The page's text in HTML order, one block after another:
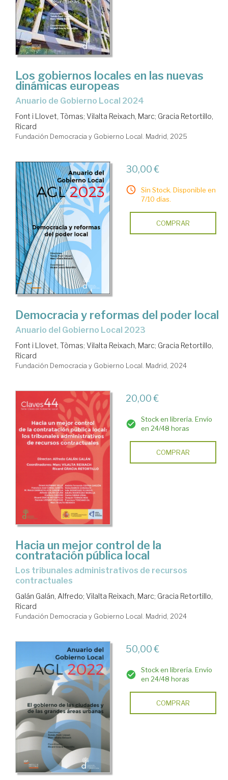
Los gobiernos locales en las nuevas
dinámicas europeas
Anuario de Gobierno Local 2024
Font i Llovet, Tòmas; Vilalta Reixach, Marc; Gracia Retortillo,
Ricard
Fundación Democracia y Gobierno Local. Madrid, 2025
30,00 €
Sin Stock. Disponible en
7/10 días.
COMPRAR
Democracia y reformas del poder local
Anuario del Gobierno Local 2023
Font i Llovet, Tòmas; Vilalta Reixach, Marc; Gracia Retortillo,
Ricard
Fundación Democracia y Gobierno Local. Madrid, 2024
20,00 €
Stock en librería. Envío
en 24/48 horas
COMPRAR
Hacia un mejor control de la
contratación pública local
los tribunales administrativos de recursos
contractuales
Galán Galán, Alfredo; Vilalta Reixach, Marc; Gracia Retortillo,
Ricard
Fundación Democracia y Gobierno Local. Madrid, 2024
50,00 €
Stock en librería. Envío
en 24/48 horas
COMPRAR